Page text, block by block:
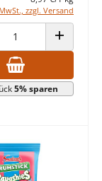
zzgl. Versand
VERRINGERN ANZAHL
5% sparen